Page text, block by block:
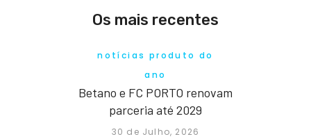
Os mais recentes
notícias produto do
ano
Betano e FC PORTO renovam
parceria até 2029
30 de Julho, 2026